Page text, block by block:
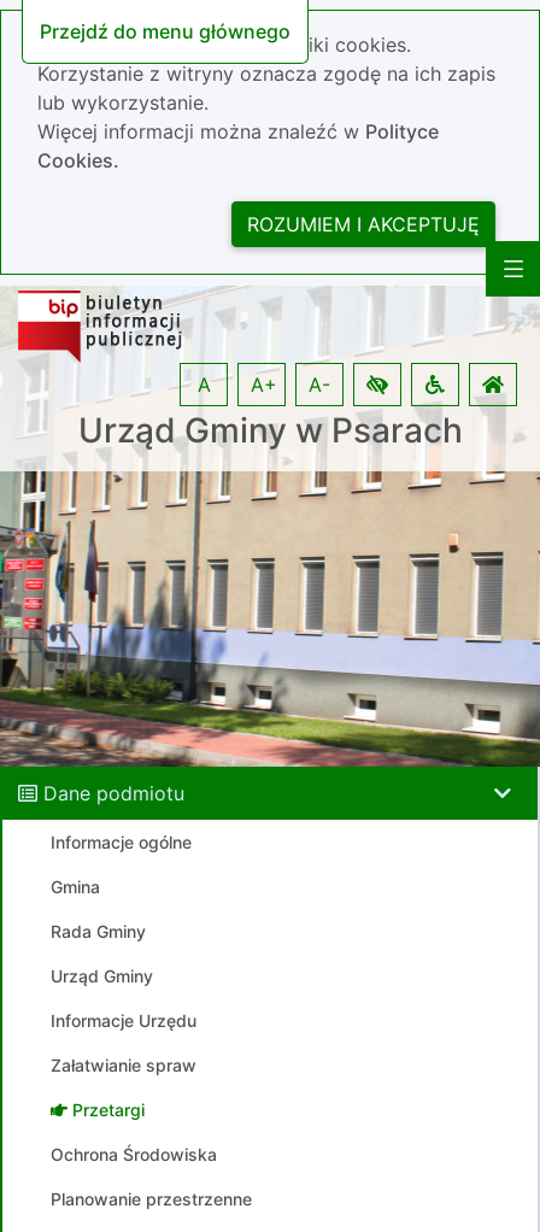
Przejdź do menu głównego
Nasza strona wykorzystuje pliki cookies.
Korzystanie z witryny oznacza zgodę na ich zapis
lub wykorzystanie.
Więcej informacji można znaleźć w Polityce
Cookies.
ROZUMIEM I AKCEPTUJĘ
Urząd Gminy w Psarach
A A+ A-
Dane podmiotu
Informacje ogólne
Gmina
Rada Gminy
Urząd Gminy
Informacje Urzędu
Załatwianie spraw
Przetargi
Ochrona Środowiska
Planowanie przestrzenne